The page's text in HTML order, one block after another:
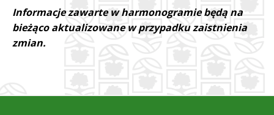
Informacje zawarte w harmonogramie będą na
bieżąco aktualizowane w przypadku zaistnienia
zmian.